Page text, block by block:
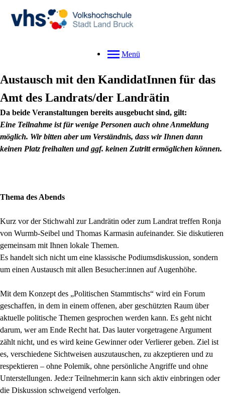
Menü
Austausch mit den KandidatInnen für das
Amt des Landrats/der Landrätin
Da beide Veranstaltungen bereits ausgebucht sind, gilt:
Eine Teilnahme ist für wenige Personen auch ohne Anmeldung
möglich. Wir bitten aber um Verständnis, dass wir Ihnen dann
keinen Platz freihalten und ggf. keinen Zutritt ermöglichen können.
Thema des Abends
Kurz vor der Stichwahl zur Landrätin oder zum Landrat treffen Ronja
von Wurmb-Seibel und Thomas Karmasin aufeinander. Sie diskutieren
gemeinsam mit Ihnen lokale Themen.
Es handelt sich nicht um eine klassische Podiumsdiskussion, sondern
um einen Austausch mit allen Besucher:innen auf Augenhöhe.
Mit dem Konzept des „Politischen Stammtischs“ wird ein Forum
geschaffen, in dem in einem offenen, aber geschützten Raum über
aktuelle politische Themen gesprochen werden kann. Es geht nicht
darum, wer am Ende Recht hat. Das lauter vorgetragene Argument
zählt nicht, und es wird keine Gewinner oder Verlierer geben. Ziel ist
es, verschiedene Sichtweisen auszutauschen, zu akzeptieren und zu
respektieren – ohne Polemik, ohne persönliche Angriffe und ohne
Unterstellungen. Jede:r Teilnehmer:in kann sich aktiv einbringen oder
die Diskussion schweigend verfolgen.